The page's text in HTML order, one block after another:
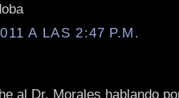
A LAS 2:47 P.M.
al Dr. Morales hablando